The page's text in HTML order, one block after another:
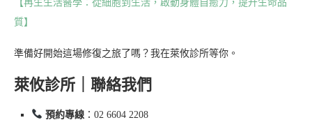
【再生生活醫學：從細胞到生活，啟動身體自癒力，提升生命品
質】
準備好開始這場修復之旅了嗎？我在萊攸診所等你。
萊攸診所｜聯絡我們
預約專線：02 6604 2208